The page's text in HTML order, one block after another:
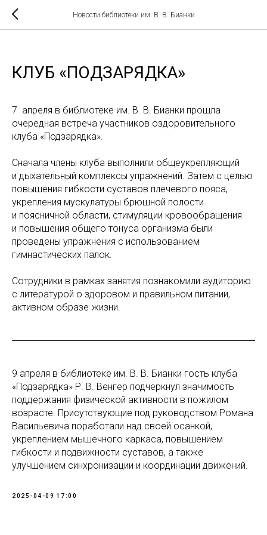
Новости библиотеки им. В. В. Бианки
КЛУБ «ПОДЗАРЯДКА»
7 апреля в библиотеке им. В. В. Бианки прошла
очередная встреча участников оздоровительного
клуба «Подзарядка».
Сначала члены клуба выполнили общеукрепляющий
и дыхательный комплексы упражнений. Затем с целью
повышения гибкости суставов плечевого пояса,
укрепления мускулатуры брюшной полости
и поясничной области, стимуляции кровообращения
и повышения общего тонуса организма были
проведены упражнения с использованием
гимнастических палок.
Сотрудники в рамках занятия познакомили аудиторию
с литературой о здоровом и правильном питании,
активном образе жизни.
9 апреля в библиотеке им. В. В. Бианки гость клуба
«Подзарядка» Р. В. Венгер подчеркнул значимость
поддержания физической активности в пожилом
возрасте. Присутствующие под руководством Романа
Васильевича поработали над своей осанкой,
укреплением мышечного каркаса, повышением
гибкости и подвижности суставов, а также
улучшением синхронизации и координации движений.
2025-04-09 17:00